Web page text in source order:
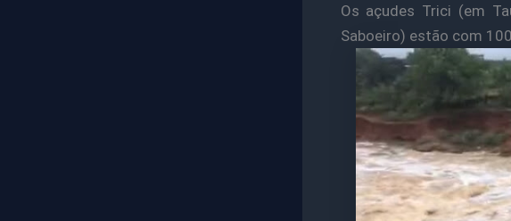
Os açudes Trici (em
Saboeiro) estão com